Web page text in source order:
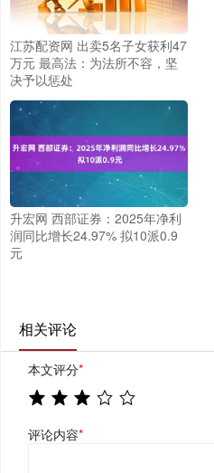
江苏配资网 出卖5名子女获利47
万元 最高法：为法所不容，坚
决予以惩处
升宏网 西部证券：2025年净利
润同比增长24.97% 拟10派0.9
元
相关评论
本文评分*
评论内容*